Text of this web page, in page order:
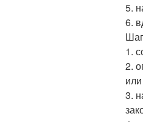
5.
6.
1.
2.
3.